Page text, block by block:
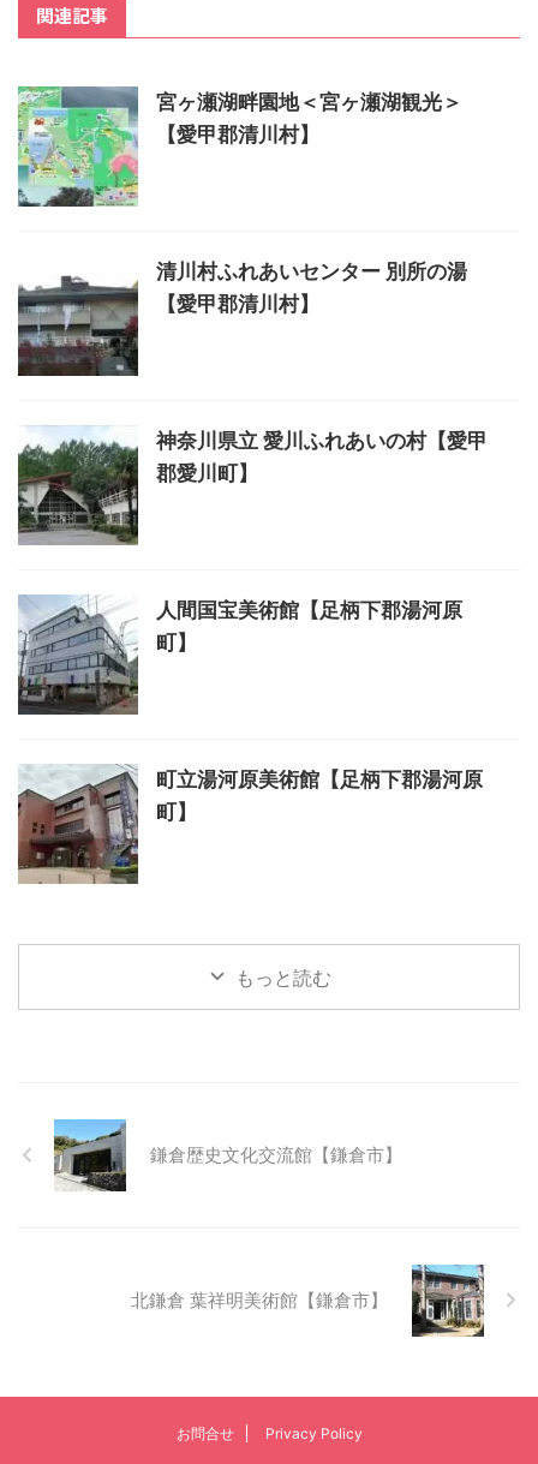
関連記事
宮ヶ瀬湖畔園地＜宮ヶ瀬湖観光＞
【愛甲郡清川村】
清川村ふれあいセンター 別所の湯
【愛甲郡清川村】
神奈川県立 愛川ふれあいの村【愛甲
郡愛川町】
人間国宝美術館【足柄下郡湯河原
町】
町立湯河原美術館【足柄下郡湯河原
町】
もっと読む
鎌倉歴史文化交流館【鎌倉市】
北鎌倉 葉祥明美術館【鎌倉市】
お問合せ Privacy Policy